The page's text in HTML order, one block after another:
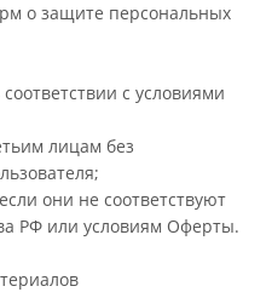
о защите персональных
с условиями
лицам без
они не соответствуют
РФ или условиям Оферты.